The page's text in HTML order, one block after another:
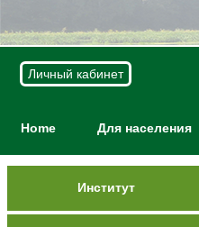
Личный кабинет
Home Для населения
Институт